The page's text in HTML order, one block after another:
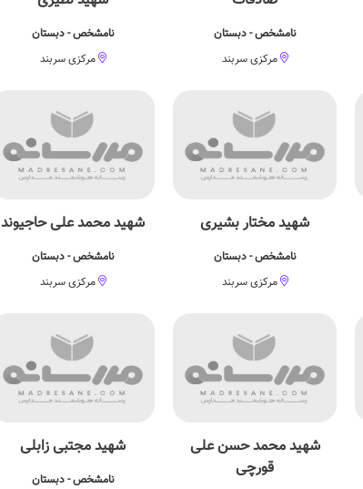
نامشخص - دبستان
مرکزی سربند
نامشخص - دبستان
مرکزی سربند
شهید مختار بشیری
نامشخص - دبستان
مرکزی سربند
شهید محمد علی حاجیوند
نامشخص - دبستان
مرکزی سربند
شهید محمد حسن علی
قورچی
شهید مجتبی زابلی
نامشخص - دبستان